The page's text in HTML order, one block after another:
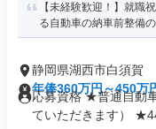
【未経験歓迎！】就職
る自動車の納車前整備
静岡県湖西市白須賀
年俸360万円～450万
応募資格 ★普通自動
ていただきます）